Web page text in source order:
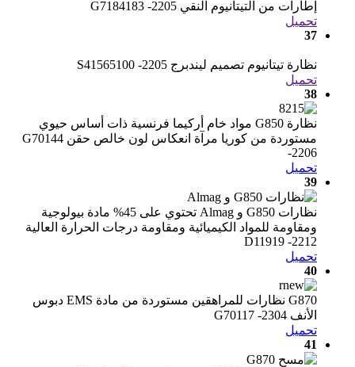
إطارات من التيتانيوم النقي G7184183 -2205
تحميل
37
نظارة تيتانيوم تصميم ليندبرج S41565100 -2205
تحميل
38
نظارة G850 مواد خام أركيما ​​فرنسية ذات أساس حيوي
مستوردة من كوريا مرآة انعكاس لون خالص حقن G70144
-2206
تحميل
39
نظارات G850 و Almag تحتوي على 45% مادة بيولوجية
ومقاومة للمواد الكيميائية ومقاومة درجات الحرارة العالية
D11919 -2212
تحميل
40
G870 نظارات للمراهقين مستوردة من مادة EMS دبوس
الأنف G70117 -2304
تحميل
41